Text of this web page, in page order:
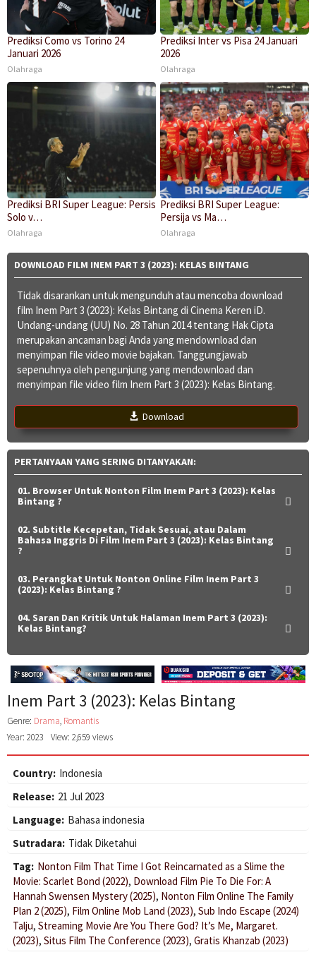
Prediksi Como vs Torino 24
Januari 2026
Olahraga
Prediksi Inter vs Pisa 24 Januari
2026
Olahraga
Prediksi BRI Super League: Persis
Solo v…
Olahraga
Prediksi BRI Super League:
Persija vs Ma…
Olahraga
DOWNLOAD FILM INEM PART 3 (2023): KELAS BINTANG
Tidak disarankan untuk mengunduh atau mencoba download
film Inem Part 3 (2023): Kelas Bintang di Cinema Keren iD.
Undang-undang (UU) No. 28 Tahun 2014 tentang Hak Cipta
merupakan ancaman bagi Anda yang mendownload dan
menyimpan file video movie bajakan. Tanggungjawab
sepenuhnya oleh pengunjung yang mendownload dan
menyimpan file video film Inem Part 3 (2023): Kelas Bintang.
Download
PERTANYAAN YANG SERING DITANYAKAN:
01. Browser Untuk Nonton Film Inem Part 3 (2023): Kelas
Bintang ?
02. Subtitle Kecepetan, Tidak Sesuai, atau Dalam
Bahasa Inggris Di Film Inem Part 3 (2023): Kelas Bintang
?
03. Perangkat Untuk Nonton Online Film Inem Part 3
(2023): Kelas Bintang ?
04. Saran Dan Kritik Untuk Halaman Inem Part 3 (2023):
Kelas Bintang?
Inem Part 3 (2023): Kelas Bintang
Genre: Drama, Romantis
Year: 2023
View: 2,659 views
Country: Indonesia
Release: 21 Jul 2023
Language: Bahasa indonesia
Sutradara: Tidak Diketahui
Tag: Nonton Film That Time I Got Reincarnated as a Slime the
Movie: Scarlet Bond (2022), Download Film Pie To Die For: A
Hannah Swensen Mystery (2025), Nonton Film Online The Family
Plan 2 (2025), Film Online Mob Land (2023), Sub Indo Escape (2024)
Talju, Streaming Movie Are You There God? It’s Me, Margaret.
(2023), Situs Film The Conference (2023), Gratis Khanzab (2023)